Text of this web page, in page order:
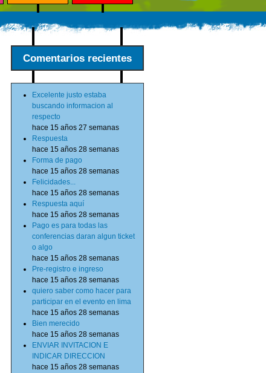
Comentarios recientes
Excelente justo estaba
buscando informacion al
respecto
hace 15 años 27 semanas
Respuesta
hace 15 años 28 semanas
Forma de pago
hace 15 años 28 semanas
Felicidades...
hace 15 años 28 semanas
Respuesta aquí
hace 15 años 28 semanas
Pago es para todas las
conferencias daran algun ticket
o algo
hace 15 años 28 semanas
Pre-registro e ingreso
hace 15 años 28 semanas
quiero saber como hacer para
participar en el evento en lima
hace 15 años 28 semanas
Bien merecido
hace 15 años 28 semanas
ENVIAR INVITACION E
INDICAR DIRECCION
hace 15 años 28 semanas